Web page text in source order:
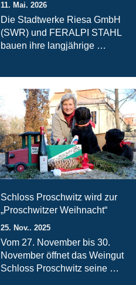
11. Mai. 2026
Die Stadtwerke Riesa GmbH
(SWR) und FERALPI STAHL
bauen ihre langjährige …
Schloss Proschwitz wird zur
„Proschwitzer Weihnacht“
25. Nov.. 2025
Vom 27. November bis 30.
November öffnet das Weingut
Schloss Proschwitz seine …